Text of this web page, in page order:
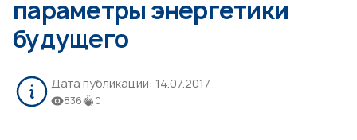
параметры энергетики
будущего
Дата публикации: 14.07.2017
836 0